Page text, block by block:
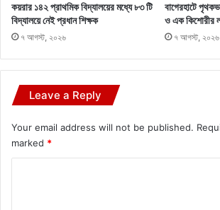
কয়রার ১৪২ প্রাথমিক বিদ্যালয়ের মধ্যে ৮৩ টি
বিদ্যালয়ে নেই প্রধান শিক্ষক
৭ আগস্ট, ২০২৬
বাগেরহাটে
ও এক কিশোরীর
৭ আগস্ট, ২০২৬
Leave a Reply
Your email address will not be published.
marked *